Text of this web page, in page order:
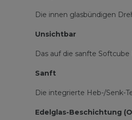
Die innen glasbündigen
Unsichtbar
Das auf die sanfte
Sanft
Die integrierte Heb-/Senk-
Edelglas-Beschichtung